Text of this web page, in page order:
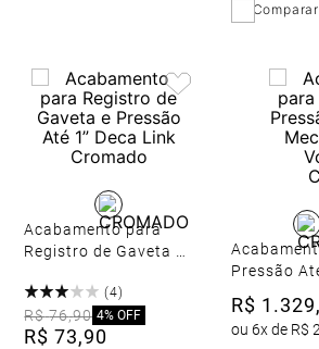
Acabamento para
Registro de Gaveta e
Link Cromado
(4)
R$ 76,90 4% OFF
R$ 73,90
Pressão
Cromado
R$ 1 .329,
ou 6x de R$